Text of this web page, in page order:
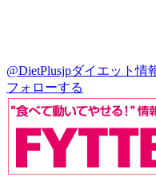
@DietPlusjpダイエット情
フォローする